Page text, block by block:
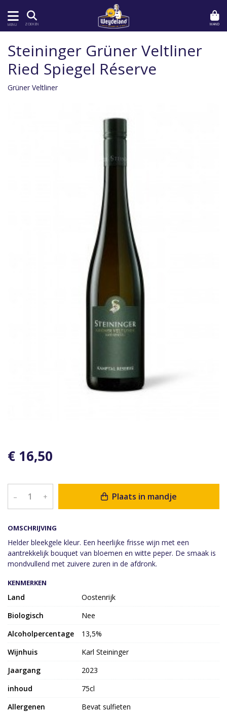
MENU ZOEKEN MAND
OMSCHRIJVING
Helder bleekgele kleur. Een heerlijke frisse wijn met een
aantrekkelijk bouquet van bloemen en witte peper. De smaak is
mondvullend met zuivere zuren in de afdronk.
Steininger Grüner Veltliner
Ried Spiegel Réserve
Grüner Veltliner
€ 16,50
– + Plaats in mandje
KENMERKEN
Land
Oostenrijk
Biologisch
Nee
Alcoholpercentage
13,5%
Wijnhuis
Karl Steininger
Jaargang
2023
inhoud
75cl
Allergenen
Bevat sulfieten